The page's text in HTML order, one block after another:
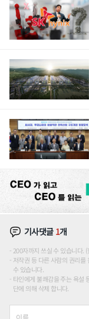
기사댓글 1개
200자까지 쓰실 수 있습니다
저작권 등 다른 사람의 권리
수 있습니다.
타인에게 불쾌감을 주는 욕설
단에 의해 삭제 합니다.